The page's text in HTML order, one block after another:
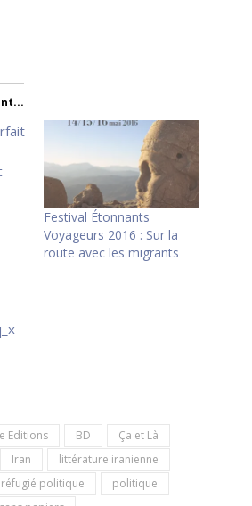
Festival Étonnants
Voyageurs 2016 : Sur la
route avec les migrants
Editions BD
Ça et Là
Iran
littérature iranienne
politique
politique